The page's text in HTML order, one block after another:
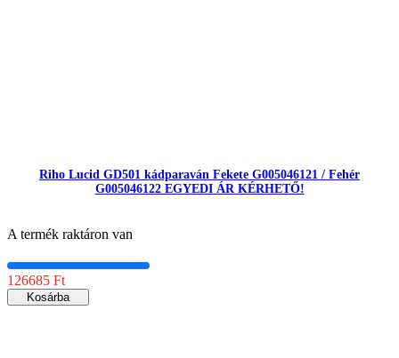
Riho Lucid GD501 kádparaván Fekete G005046121 / Fehér
G005046122 EGYEDI ÁR KÉRHETŐ!
A termék raktáron van
126685 Ft
Kosárba